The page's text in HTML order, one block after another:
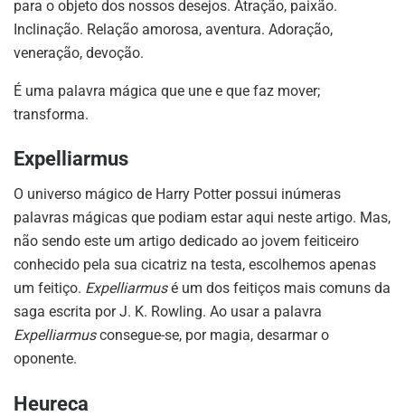
para o objeto dos nossos desejos. Atração, paixão.
Inclinação. Relação amorosa, aventura. Adoração,
veneração, devoção.
É uma palavra mágica que une e que faz mover;
transforma.
Expelliarmus
O universo mágico de Harry Potter possui inúmeras
palavras mágicas que podiam estar aqui neste artigo. Mas,
não sendo este um artigo dedicado ao jovem feiticeiro
conhecido pela sua cicatriz na testa, escolhemos apenas
um feitiço. Expelliarmusé um dos feitiços mais comuns da
saga escrita por J. K. Rowling. Ao usar a palavra
Expelliarmusconsegue-se, por magia, desarmar o
oponente.
Heureca